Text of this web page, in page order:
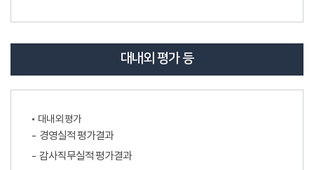
대내외 평가 등
대내외 평가
경영실적 평가결과
감사직무실적 평가결과